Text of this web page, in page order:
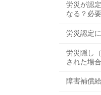
労災が認
なる？必
労災認定
労災隠し
された場
障害補償